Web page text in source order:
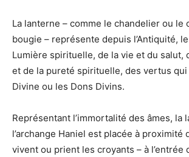
La lanterne – comme le chandelier ou le
bougie – représente depuis l’Antiquité,
Lumière spirituelle, de la vie et du salut,
et de la pureté spirituelle, des vertus qui
Divine ou les Dons Divins.
Représentant l’immortalité des âmes, la
l’archange Haniel est placée à proximité
vivent ou prient les croyants – à l’entrée